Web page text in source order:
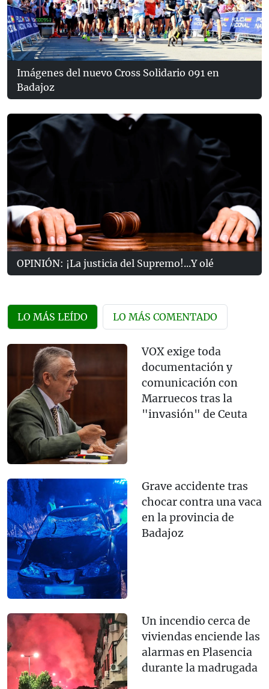
Imágenes del nuevo Cross Solidario 091 en
Badajoz
OPINIÓN: ¡La justicia del Supremo!...Y olé
LO MÁS LEÍDO LO MÁS COMENTADO
VOX exige toda
documentación y
comunicación con
Marruecos tras la
"invasión" de Ceuta
Grave accidente tras
chocar contra una vaca
en la provincia de
Badajoz
Un incendio cerca de
viviendas enciende las
alarmas en Plasencia
durante la madrugada